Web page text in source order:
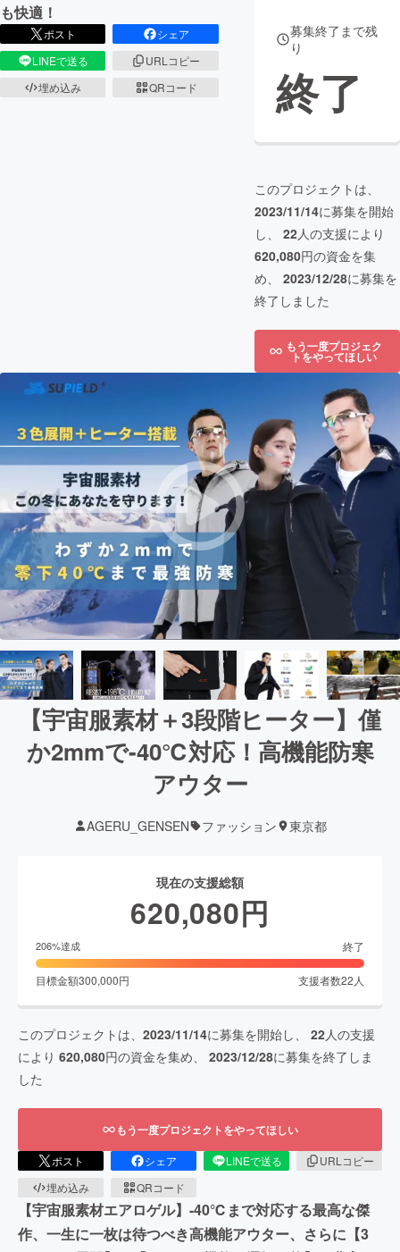
も快適！
ポスト
シェア
LINEで送る
URLコピー
埋め込み
QRコード
募集終了まで残
り
終了
このプロジェクトは、
2023/11/14に募集を開始
し、 22人の支援により
620,080円の資金を集
め、 2023/12/28に募集を
終了しました
もう一度プロジェク
トをやってほしい
【宇宙服素材＋3段階ヒーター】僅
か2mmで-40℃対応！高機能防寒
アウター
AGERU_GENSEN ファッション 東京都
現在の支援総額
620,080円
206%達成 終了
目標金額300,000円 支援者数22 人
このプロジェクトは、 2023/11/14に募集を開始し、 22人の支援
により 620,080円の資金を集め、 2023/12/28に募集を終了しま
した
もう一度プロジェクトをやってほしい
ポスト シェア LINEで送る
URLコピー
埋め込み
QRコード
【宇宙服素材エアロゲル】-40℃まで対応する最高な傑
作、一生に一枚は待つべき高機能アウター、さらに【3